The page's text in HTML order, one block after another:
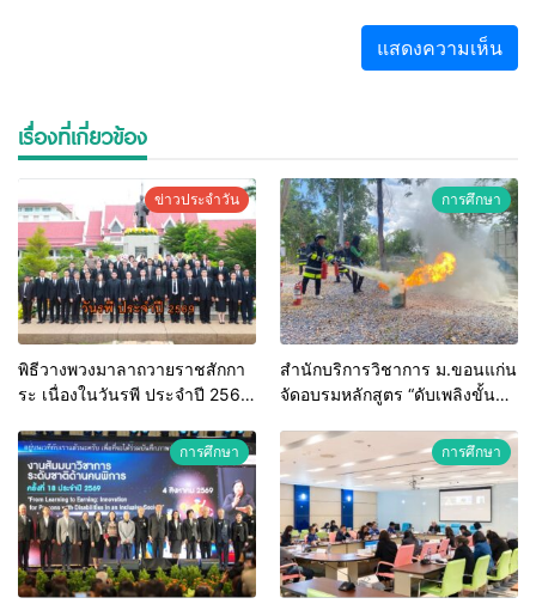
เรื่องที่เกี่ยวข้อง
ข่าวประจำวัน
พิธีวางพวงมาลาถวายราชสักกา
ระ เนื่องในวันรพี ประจำปี 2569
เพื่อเชื่อมความสัมพันธ์อันดีของ
หน่วยงานในกระบวนการ
ยุติธรรม
การศึกษา
สำนักบริการวิชาการ ม.ขอนแก่น
จัดอบรมหลักสูตร “ดับเพลิงขั้น
ท้องถิ่นรับมืออัคคีภัยตาม
มาตรฐานสากล
การศึกษา การศึกษา